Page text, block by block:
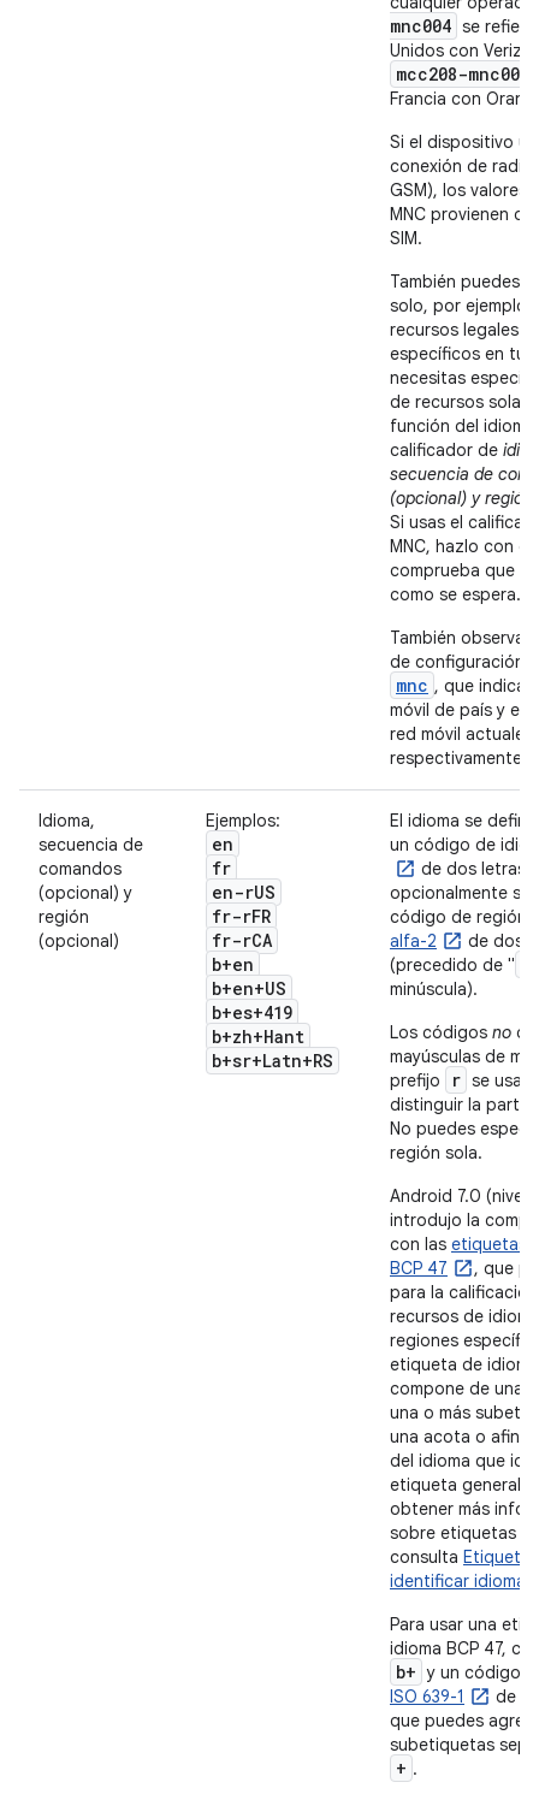
mnc004 se
Unidos con
mcc208-mnc00
Francia con
Si el dispositivo
conexión de
GSM), los valores
MNC provienen
SIM.
También puedes
solo, por ejemplo,
recursos legales
específicos en tu
necesitas
de recursos
función del
calificador de
secuencia de
(opcional) y región
Si usas el
MNC, hazlo con
comprueba que
como se espera.
También observa
de configuración
mnc , que
móvil de país y el
red móvil actuales,
respectivamente.
Idioma,
secuencia de
comandos
(opcional) y
región
(opcional)
Ejemplos:
en
fr
en-rUS
fr-rFR
fr-rCA
b+en
b+en+US
b+es+419
b+zh+Hant
b+sr+Latn+RS
El idioma se
un código de
de dos letras,
opcionalmente
código de región
alfa-2
de dos
(precedido de "
minúscula).
Los códigos no
mayúsculas de
prefijo
r se usa
distinguir la parte
No puedes
región sola.
Android 7.0 (nivel
introdujo la
con las etiquetas
BCP 47
, que
para la
recursos de
regiones
etiqueta de
compone de una
una o más
una acota o afina
del idioma que
etiqueta general.
obtener más
sobre etiquetas
consulta
identificar idiomas
Para usar una
idioma BCP 47,
b+ y un código
ISO 639-1
de
que puedes
subetiquetas
+ .